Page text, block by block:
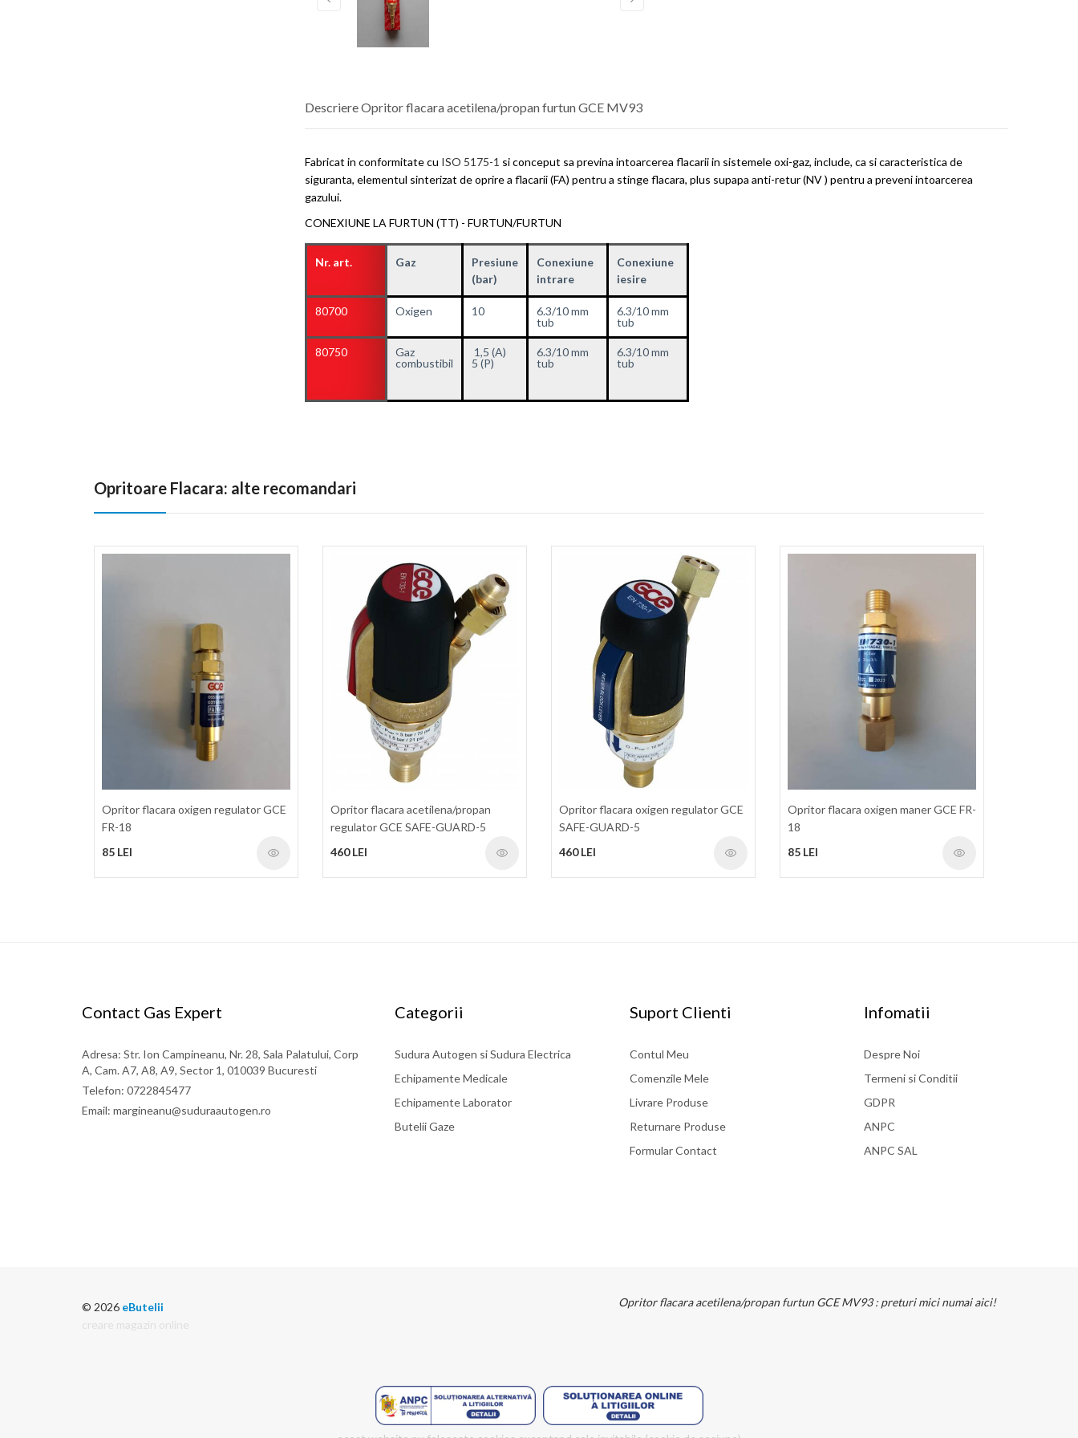
Descriere Opritor flacara acetilena/propan furtun GCE MV93
Fabricat in conformitate cu ISO 5175-1 si conceput sa previna intoarcerea flacarii in sistemele oxi-gaz, include, ca si caracteristica de
siguranta, elementul sinterizat de oprire a flacarii (FA) pentru a stinge flacara, plus supapa anti-retur (NV ) pentru a preveni intoarcerea
gazului.
CONEXIUNE LA FURTUN (TT) - FURTUN/FURTUN
Nr. art. Gaz
Presiune
(bar)
Conexiune
intrare
Conexiune
iesire
80700 Oxigen 10
6.3/10 mm
tub
6.3/10 mm
tub
80750
Gaz
combustibil
1,5 (A)
5 (P)
6.3/10 mm
tub
6.3/10 mm
tub
Opritoare Flacara: alte recomandari
Opritor flacara oxigen regulator GCE
FR-18
85 LEI
Opritor flacara acetilena/propan
regulator GCE SAFE-GUARD-5
460 LEI
Opritor flacara oxigen regulator GCE
SAFE-GUARD-5
460 LEI
Opritor flacara oxigen maner GCE FR-
18
85 LEI
Contact Gas Expert
Adresa: Str. Ion Campineanu, Nr. 28, Sala Palatului, Corp
A, Cam. A7, A8, A9, Sector 1, 010039 Bucuresti
Telefon: 0722845477
Email: margineanu@suduraautogen.ro
Categorii
Sudura Autogen si Sudura Electrica
Echipamente Medicale
Echipamente Laborator
Butelii Gaze
Suport Clienti
Contul Meu
Comenzile Mele
Livrare Produse
Returnare Produse
Formular Contact
Infomatii
Despre Noi
Termeni si Conditii
GDPR
ANPC
ANPC SAL
Opritor flacara acetilena/propan furtun GCE MV93 : preturi mici numai aici!
© 2026 eButelii
creare magazin online